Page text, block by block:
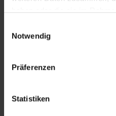
haben oder die sie im
Notwendig
Präferenzen
Statistiken